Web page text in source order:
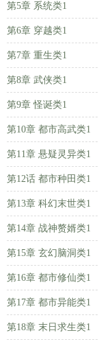
第5章 系统类1
第6章 穿越类1
第7章 重生类1
第8章 武侠类1
第9章 怪诞类1
第10章 都市高武类1
第11章 悬疑灵异类1
第12话 都市种田类1
第13章 科幻末世类1
第14章 战神赘婿类1
第15章 玄幻脑洞类1
第16章 都市修仙类1
第17章 都市异能类1
第18章 末日求生类1